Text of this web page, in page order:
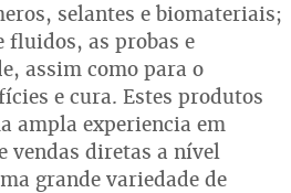
selantes e biomateriais;
fluidos, as probas e
assim como para o
e cura. Estes produtos
ampla experiencia em
vendas diretas a nível
grande variedade de